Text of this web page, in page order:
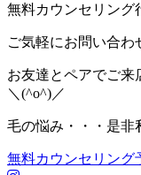
無料カウンセリング
ご気軽にお問い合
お友達とペアでご来
＼(^o^)／
毛の悩み・・・是
無料カウンセリング